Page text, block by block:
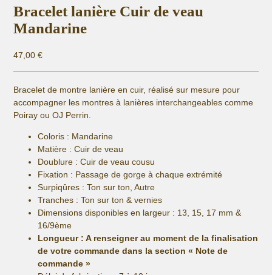
Bracelet lanière Cuir de veau
Mandarine
47,00€
Bracelet de montre lanière en cuir, réalisé sur mesure pour
accompagner les montres à lanières interchangeables comme
Poiray ou OJ Perrin.
Coloris : Mandarine
Matière : Cuir de veau
Doublure : Cuir de veau cousu
Fixation : Passage de gorge à chaque extrémité
Surpiqûres : Ton sur ton, Autre
Tranches : Ton sur ton & vernies
Dimensions disponibles en largeur : 13, 15, 17 mm &
16/9ème
Longueur: A renseigner au moment de la finalisation
de votre commande dans la section « Note de
commande »